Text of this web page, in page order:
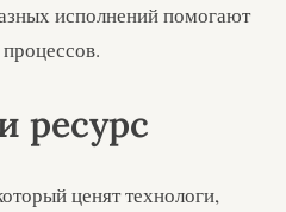
исполнений помогают
ресурс
ценят технологи,